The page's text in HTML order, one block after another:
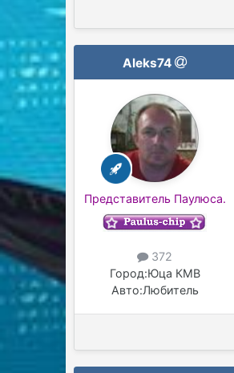
Aleks74
Представитель Паулюса.
372
Город:Юца КМВ
Авто:Любитель